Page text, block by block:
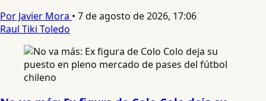
Por Javier Mora • 7 de agosto de 2026, 17:06
Raul Tiki Toledo